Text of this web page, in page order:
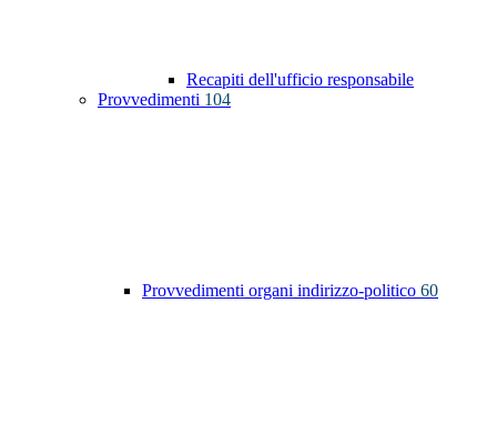
Recapiti dell'ufficio responsabile
Provvedimenti 104
Provvedimenti organi indirizzo-politico 60